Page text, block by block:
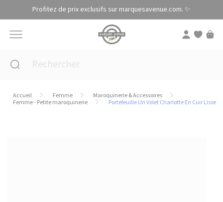
Profitez de prix exclusifs sur marquesavenue.com. ✨
Accueil Femme
Maroquinerie & Accessoires
Femme - Petite maroquinerie
Portefeuille Un Volet Charlotte En Cuir Lisse
Panneau de gestion des cookies